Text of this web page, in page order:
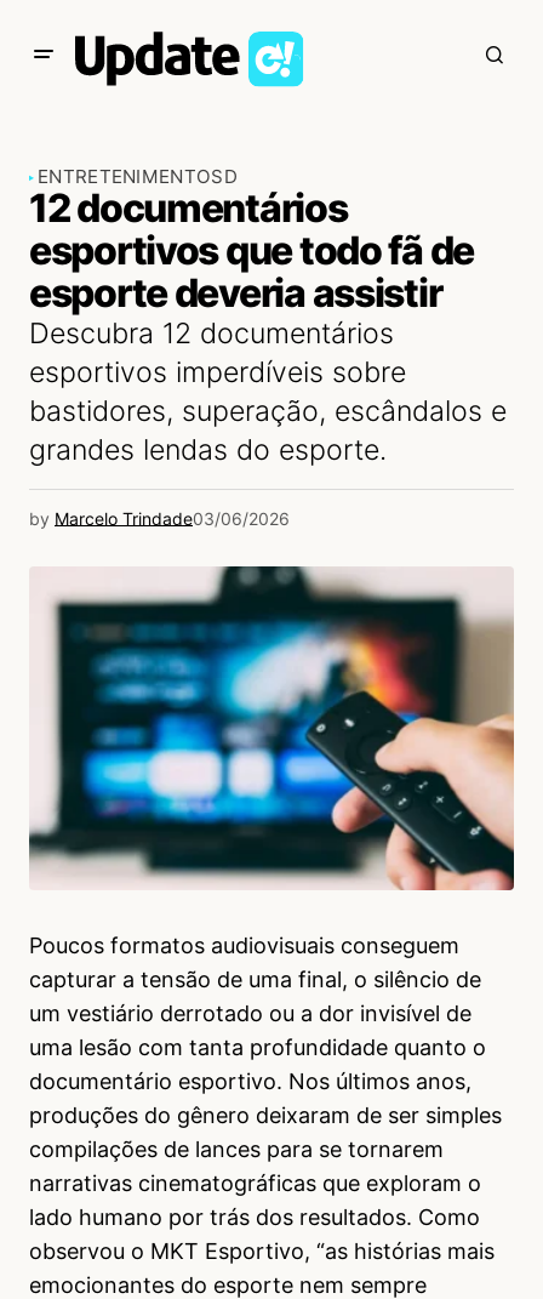
ENTRETENIMENTOSD
12 documentários
esportivos que todo fã de
esporte deveria assistir
Descubra 12 documentários
esportivos imperdíveis sobre
bastidores, superação, escândalos e
grandes lendas do esporte.
by Marcelo Trindade03/06/2026
Poucos formatos audiovisuais conseguem
capturar a tensão de uma final, o silêncio de
um vestiário derrotado ou a dor invisível de
uma lesão com tanta profundidade quanto o
documentário esportivo. Nos últimos anos,
produções do gênero deixaram de ser simples
compilações de lances para se tornarem
narrativas cinematográficas que exploram o
lado humano por trás dos resultados. Como
observou o MKT Esportivo, “as histórias mais
emocionantes do esporte nem sempre